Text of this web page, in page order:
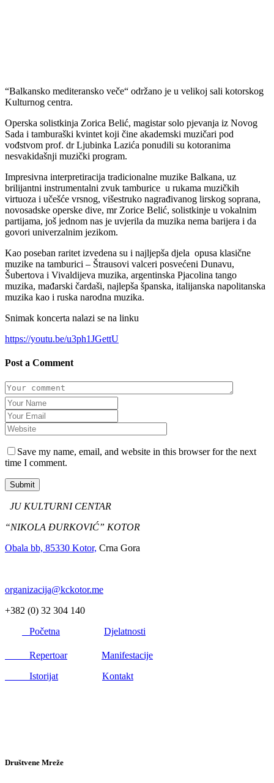
“Balkansko mediteransko veče“ održano je u velikoj sali kotorskog
Kulturnog centra.
Operska solistkinja Zorica Belić, magistar solo pjevanja iz Novog
Sada i tamburaški kvintet koji čine akademski muzičari pod
vođstvom prof. dr Ljubinka Lazića ponudili su kotoranima
nesvakidašnji muzički program.
Impresivna interpretiracija tradicionalne muzike Balkana, uz
brilijantni instrumentalni zvuk tamburice u rukama muzičkih
virtuoza i učešće vrsnog, višestruko nagrađivanog lirskog soprana,
novosadske operske dive, mr Zorice Belić, solistkinje u vokalnim
partijama, još jednom nas je uvjerila da muzika nema barijera i da
govori univerzalnim jezikom.
Kao poseban raritet izvedena su i najljepša djela opusa klasične
muzike na tamburici – Štrausovi valceri posvećeni Dunavu,
Šubertova i Vivaldijeva muzika, argentinska Pjacolina tango
muzika, mađarski čardaši, najlepša španska, italijanska napolitanska
muzika kao i ruska narodna muzika.
Snimak koncerta nalazi se na linku
https://youtu.be/u3ph1JGettU
Post a Comment
Save my name, email, and website in this browser for the next
time I comment.
Submit
JU KULTURNI CENTAR
“NIKOLA ĐURKOVIĆ” KOTOR
Obala bb, 85330 Kotor, Crna Gora
organizacija@kckotor.me
+382 (0) 32 304 140
Početna
Djelatnosti
Repertoar
Manifestacije
Istorijat
Kontakt
Društvene Mreže